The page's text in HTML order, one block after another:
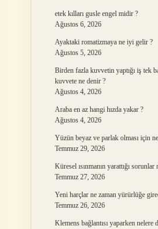
etek kılları gusle engel midir ?
Ağustos 6, 2026
Ayaktaki romatizmaya ne iyi gelir ?
Ağustos 5, 2026
Birden fazla kuvvetin yaptığı iş tek
kuvvete ne denir ?
Ağustos 4, 2026
Araba en az hangi hızda yakar ?
Ağustos 4, 2026
Yüzün beyaz ve parlak olması için ne
Temmuz 29, 2026
Küresel ısınmanın yarattığı sorunlar
Temmuz 27, 2026
Yeni harçlar ne zaman yürürlüğe
Temmuz 26, 2026
Klemens bağlantısı yaparken nelere